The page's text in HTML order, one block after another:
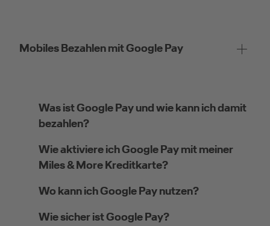
Mobiles Bezahlen mit Google Pay
Was ist Google Pay und wie kann ich damit
bezahlen?
Wie aktiviere ich Google Pay mit meiner
Miles & More Kreditkarte?
Wo kann ich Google Pay nutzen?
Wie sicher ist Google Pay?